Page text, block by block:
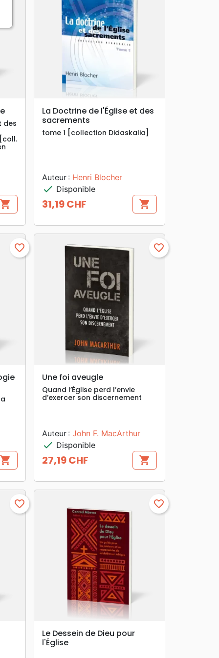
des
shopping_cart
search APERÇU RAPIDE
La Doctrine de l'Église et des
sacrements
tome 1 [collection Didaskalia]
Auteur : Henri Blocher
check Disponible
Prix
31,19 CHF shopping_cart
favorite_border
shopping_cart
search APERÇU RAPIDE
favorite_border
Une foi aveugle
Quand l’Église perd l’envie
d’exercer son discernement
Auteur : John F. MacArthur
check Disponible
Prix
27,19 CHF shopping_cart
favorite_border
search APERÇU RAPIDE
favorite_border
Le Dessein de Dieu pour
l'Église